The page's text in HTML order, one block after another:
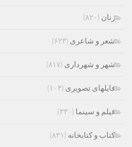
زنان (۸۲۰)
شعر و شاعری (۶۲۳)
شهر و شهرداری (۸۱۷)
فایلهای تصویری (۱۰۴)
فیلم و سینما (۳۳۰)
کتاب و کتابخانه (۸۳۱)